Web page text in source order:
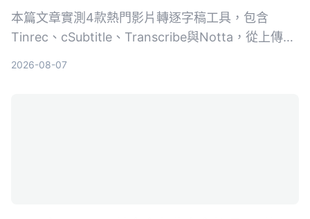
本篇文章實測4款熱門影片轉逐字稿工具，包含
Tinrec、cSubtitle、Transcribe與Notta，從上傳影
2026-08-07